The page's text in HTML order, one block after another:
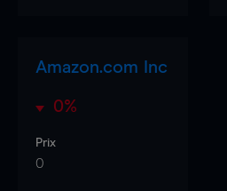
Amazon.com Inc
0%
Prix
0